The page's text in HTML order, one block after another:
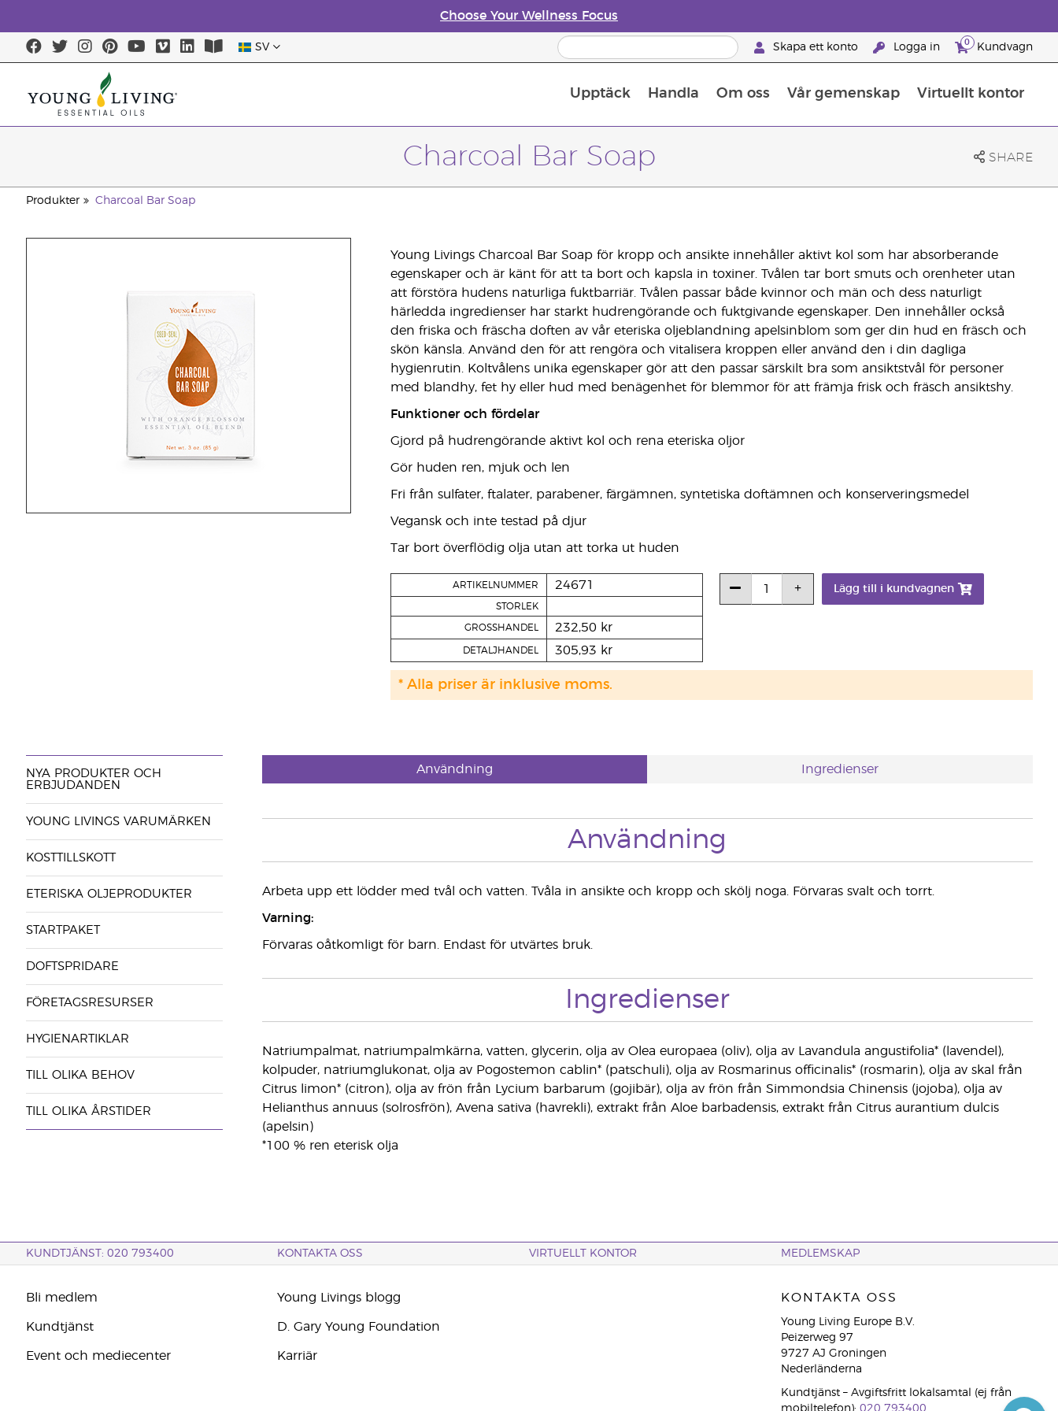
Choose Your Wellness Focus
SV Skapa ett konto Logga in 0 Kundvagn
Upptäck Handla Om oss Vår gemenskap Virtuellt kontor
Charcoal Bar Soap SHARE
Produkter Charcoal Bar Soap
Young Livings Charcoal Bar Soap för kropp och ansikte innehåller aktivt kol som har absorberande
egenskaper och är känt för att ta bort och kapsla in toxiner. Tvålen tar bort smuts och orenheter utan
att förstöra hudens naturliga fuktbarriär. Tvålen passar både kvinnor och män och dess naturligt
härledda ingredienser har starkt hudrengörande och fuktgivande egenskaper. Den innehåller också
den friska och fräscha doften av vår eteriska oljeblandning apelsinblom som ger din hud en fräsch och
skön känsla. Använd den för att rengöra och vitalisera kroppen eller använd den i din dagliga
hygienrutin. Koltvålens unika egenskaper gör att den passar särskilt bra som ansiktstvål för personer
med blandhy, fet hy eller hud med benägenhet för blemmor för att främja frisk och fräsch ansiktshy.
Funktioner och fördelar
Gjord på hudrengörande aktivt kol och rena eteriska oljor
Gör huden ren, mjuk och len
Fri från sulfater, ftalater, parabener, färgämnen, syntetiska doftämnen och konserveringsmedel
Vegansk och inte testad på djur
Tar bort överflödig olja utan att torka ut huden
ARTIKELNUMMER 24671
STORLEK
GROSSHANDEL 232,50 kr
DETALJHANDEL 305,93 kr
Lägg till i kundvagnen
* Alla priser är inklusive moms.
NYA PRODUKTER OCH
ERBJUDANDEN
YOUNG LIVINGS VARUMÄRKEN
KOSTTILLSKOTT
ETERISKA OLJEPRODUKTER
STARTPAKET
DOFTSPRIDARE
FÖRETAGSRESURSER
HYGIENARTIKLAR
TILL OLIKA BEHOV
TILL OLIKA ÅRSTIDER
Användning Ingredienser
Användning
Arbeta upp ett lödder med tvål och vatten. Tvåla in ansikte och kropp och skölj noga. Förvaras svalt och torrt.
Varning:
Förvaras oåtkomligt för barn. Endast för utvärtes bruk.
Ingredienser
Natriumpalmat, natriumpalmkärna, vatten, glycerin, olja av Olea europaea (oliv), olja av Lavandula angustifolia* (lavendel),
kolpuder, natriumglukonat, olja av Pogostemon cablin* (patschuli), olja av Rosmarinus officinalis* (rosmarin), olja av skal från
Citrus limon* (citron), olja av frön från Lycium barbarum (gojibär), olja av frön från Simmondsia Chinensis (jojoba), olja av
Helianthus annuus (solrosfrön), Avena sativa (havrekli), extrakt från Aloe barbadensis, extrakt från Citrus aurantium dulcis
(apelsin)
*100 % ren eterisk olja
KUNDTJÄNST: 020 793400 KONTAKTA OSS VIRTUELLT KONTOR MEDLEMSKAP
Bli medlem
Kundtjänst
Event och mediecenter
Young Livings blogg
D. Gary Young Foundation
Karriär
KONTAKTA OSS
Young Living Europe B.V.
Peizerweg 97
9727 AJ Groningen
Nederländerna
Kundtjänst – Avgiftsfritt lokalsamtal (ej från
mobiltelefon): 020 793400